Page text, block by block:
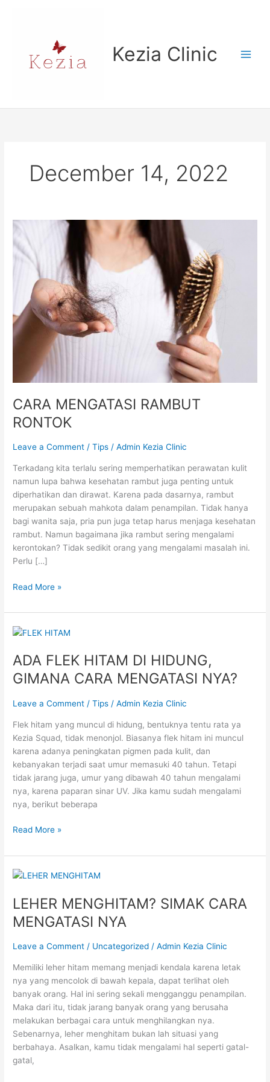
Kezia Clinic
December 14, 2022
CARA MENGATASI RAMBUT
RONTOK
Leave a Comment /Tips /Admin Kezia Clinic
Terkadang kita terlalu sering memperhatikan perawatan kulit
namun lupa bahwa kesehatan rambut juga penting untuk
diperhatikan dan dirawat. Karena pada dasarnya, rambut
merupakan sebuah mahkota dalam penampilan. Tidak hanya
bagi wanita saja, pria pun juga tetap harus menjaga kesehatan
rambut. Namun bagaimana jika rambut sering mengalami
kerontokan? Tidak sedikit orang yang mengalami masalah ini.
Perlu […]
CARA
MENGATASI
RAMBUT
RONTOK
Read More »
ADA FLEK HITAM DI HIDUNG,
GIMANA CARA MENGATASI NYA?
Leave a Comment /Tips /Admin Kezia Clinic
Flek hitam yang muncul di hidung, bentuknya tentu rata ya
Kezia Squad, tidak menonjol. Biasanya flek hitam ini muncul
karena adanya peningkatan pigmen pada kulit, dan
kebanyakan terjadi saat umur memasuki 40 tahun. Tetapi
tidak jarang juga, umur yang dibawah 40 tahun mengalami
nya, karena paparan sinar UV. Jika kamu sudah mengalami
nya, berikut beberapa
ADA
HITAM
DI
HIDUNG,
MENGATASI
NYA?
Read More »
LEHER MENGHITAM? SIMAK CARA
MENGATASI NYA
Leave a Comment / Uncategorized /Admin Kezia Clinic
Memiliki leher hitam memang menjadi kendala karena letak
nya yang mencolok di bawah kepala, dapat terlihat oleh
banyak orang. Hal ini sering sekali mengganggu penampilan.
Maka dari itu, tidak jarang banyak orang yang berusaha
melakukan berbagai cara untuk menghilangkan nya.
Sebenarnya, leher menghitam bukan lah situasi yang
berbahaya. Asalkan, kamu tidak mengalami hal seperti gatal-
gatal,
LEHER
SIMAK
CARA
MENGATASI